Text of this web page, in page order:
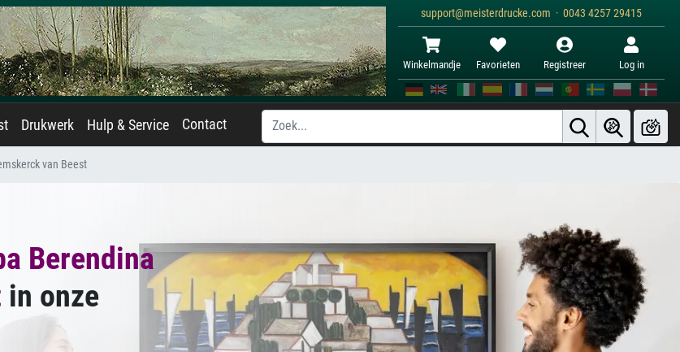
support@meisterdrucke.com · 0043 4257 29415
Winkelmandje Favorieten Registreer Log in
Drukwerk Hulp & Service Contact
van Beest
Berendina
in onze